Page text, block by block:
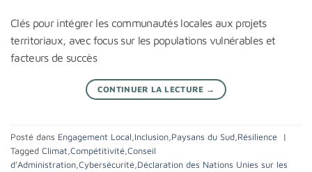
Clés pour intégrer les communautés locales aux projets
territoriaux, avec focus sur les populations vulnérables et
facteurs de succès
CONTINUER LA LECTURE →
Posté dans Engagement Local Inclusion Paysans du Sud Résilience
|
Tagged Climat Compétitivité Conseil
d’Administration Cybersécurité Déclaration des Nations Unies sur les